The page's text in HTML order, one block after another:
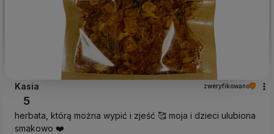
Kasia zweryfikowano
5
herbata, którą można wypić i zjeść 🥰 moja i dzieci ulubiona
smakowo ❤️